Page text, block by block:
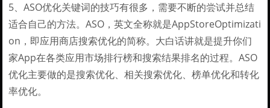
5、ASO优化关键词的技巧有很多，需要不断的尝试并总结
适合自己的方法。ASO，英文全称就是AppStoreOptimizati
on，即应用商店搜索优化的简称。大白话讲就是提升你们
家App在各类应用市场排行榜和搜索结果排名的过程。ASO
优化主要做的是搜索优化、相关搜索优化、榜单优化和转化
率优化。